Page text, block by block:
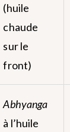
(huile
chaude
sur le
front)
Abhyanga
à l’huile